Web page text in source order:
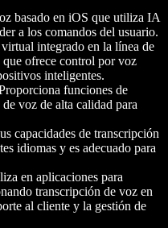
basado en iOS que utiliza IA
a los comandos del usuario.
integrado en la línea de
ofrece control por voz
inteligentes.
funciones de
voz de alta calidad para
capacidades de transcripción
idiomas y es adecuado para
en aplicaciones para
transcripción de voz en
al cliente y la gestión de